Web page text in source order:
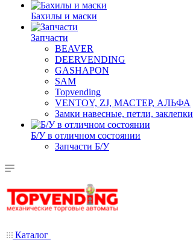
Бахилы и маски
Запчасти
BEAVER
DEERVENDING
GASHAPON
SAM
Topvending
VENTOY, ZJ, МАСТЕР, АЛЬФА
Замки навесные, петли, заклепки
Б/У в отличном состоянии
Запчасти Б/У
Каталог